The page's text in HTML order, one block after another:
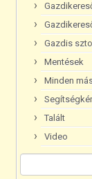
Gazdis
Mentések
Minden
Talált
Video